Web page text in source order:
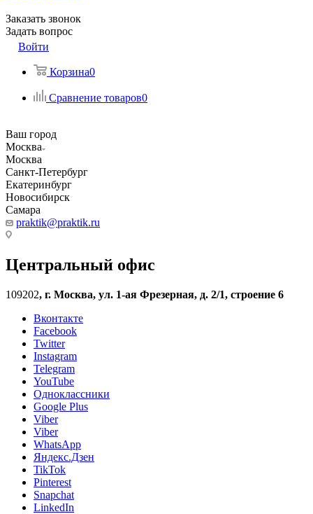
Заказать звонок
Задать вопрос
Войти
Корзина0
Сравнение товаров0
Ваш город
Москва
Москва
Санкт-Петербург
Екатеринбург
Новосибирск
Самара
praktik@praktik.ru
Центральный офис
109202, г. Москва, ул. 1-ая Фрезерная, д. 2/1, строение 6
Вконтакте
Facebook
Twitter
Instagram
Telegram
YouTube
Одноклассники
Google Plus
Viber
Viber
WhatsApp
Яндекс.Дзен
TikTok
Pinterest
Snapchat
LinkedIn